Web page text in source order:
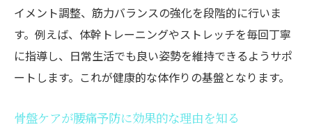
骨盤の歪みが腰痛以外に及ぼす影響とは
お尻まわりの筋肉低下が招く体型変化に注
意
腰痛悪化を防ぐためのパーソナルトレーニ
イメント調整、筋力バランスの強化を段階的に行いま
す。例えば、体幹トレーニングやストレッチを毎回丁寧
に指導し、日常生活でも良い姿勢を維持できるようサポ
ートします。これが健康的な体作りの基盤となります。
骨盤ケアが腰痛予防に効果的な理由を知る